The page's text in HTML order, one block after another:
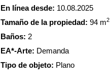
En línea desde: 10.08.2025
Tamaño de la propiedad: 94 m2
Baños: 2
EA*-Arte: Demanda
Tipo de objeto: Plano